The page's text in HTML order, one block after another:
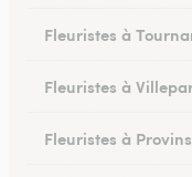
Fleuristes à
Fleuristes à
Fleuristes à Provins